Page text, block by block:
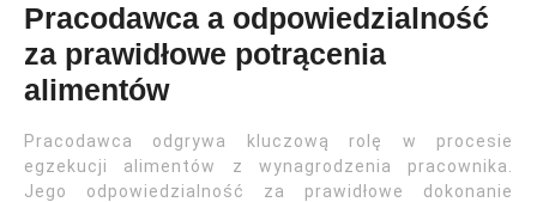
Pracodawca a odpowiedzialność
za prawidłowe potrącenia
alimentów
Pracodawca odgrywa kluczową rolę w procesie
egzekucji alimentów z wynagrodzenia pracownika.
Jego odpowiedzialność za prawidłowe dokonanie